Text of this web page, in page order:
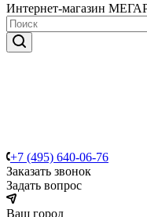
Интернет-магазин
+7 (495) 640-06-76
Заказать звонок
Задать вопрос
Ваш город